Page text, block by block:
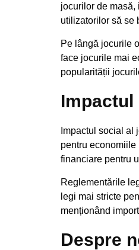
jocurilor de
utilizatorilor să se
Pe lângă jocurile
face jocurile mai
popularității
Impactul social al
pentru
financiare pentru
Reglementările
legi mai stricte
menționând
Despre